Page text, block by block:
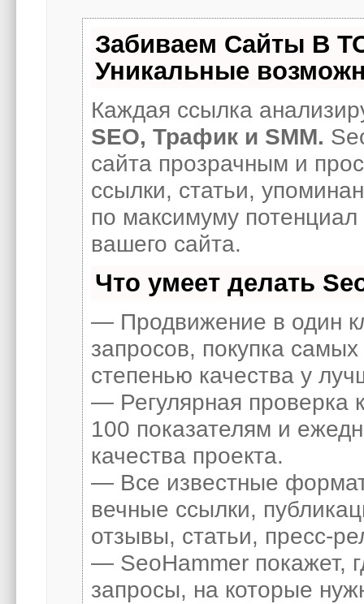
Забиваем Сайты В
Уникальные
Каждая ссылка
SEO, Трафик и SMM.
сайта прозрачным и
ссылки, статьи,
по максимуму
вашего сайта.
Что умеет делать
— Продвижение в один
запросов, покупка
степенью качества у
— Регулярная проверка
100 показателям и
качества проекта.
— Все известные
вечные ссылки,
отзывы, статьи, пресс-
— SeoHammer покажет,
запросы, на которые